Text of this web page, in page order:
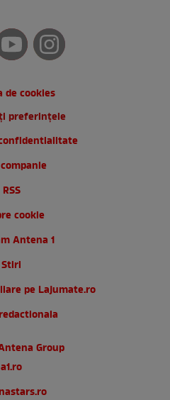
de cookies
preferințele
RSS
cookie
Antena 1
Stiri
pe Lajumate.ro
Group
a1.ro